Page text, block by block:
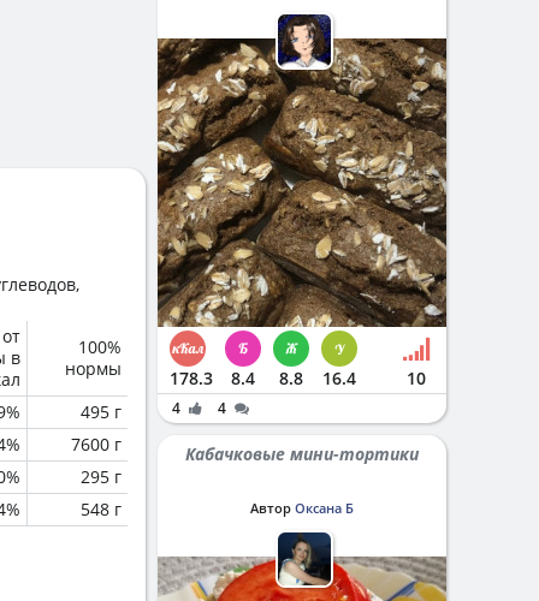
в
100%
нормы
495 г
7600 г
295 г
548 г
178.3 8.4 8.8 16.4 10
4 4
Кабачковые мини-тортики
Автор Оксана Б